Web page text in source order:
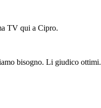
TV qui a Cipro.
bisogno. Li giudico ottimi.